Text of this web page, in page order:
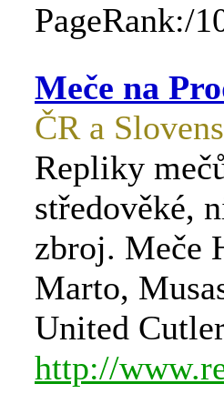
PageRank:/
Meče na
ČR a
Repliky
středověké,
zbroj. Meče
Marto,
United
http://